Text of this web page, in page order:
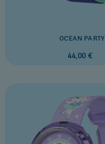
OCEAN PARTY
44,00 €